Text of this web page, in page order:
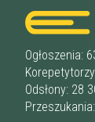
Liceum
Studia
Dorośli
u ucznia
u
online
Ogłoszenia:
Odsłony: 28